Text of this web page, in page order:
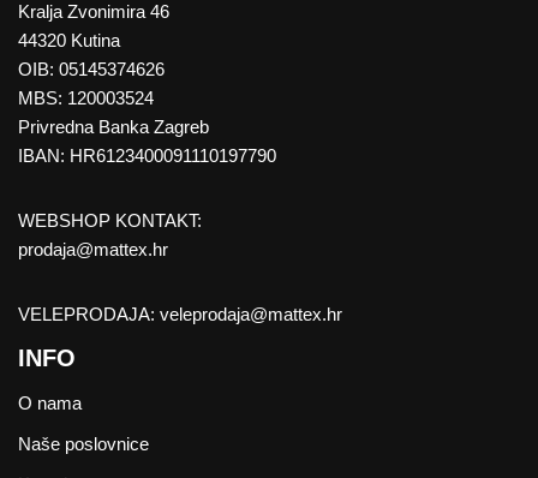
Kralja Zvonimira 46
44320 Kutina
OIB: 05145374626
MBS: 120003524
Privredna Banka Zagreb
IBAN: HR6123400091110197790
WEBSHOP KONTAKT:
prodaja@mattex.hr
VELEPRODAJA: veleprodaja@mattex.hr
INFO
O nama
Naše poslovnice